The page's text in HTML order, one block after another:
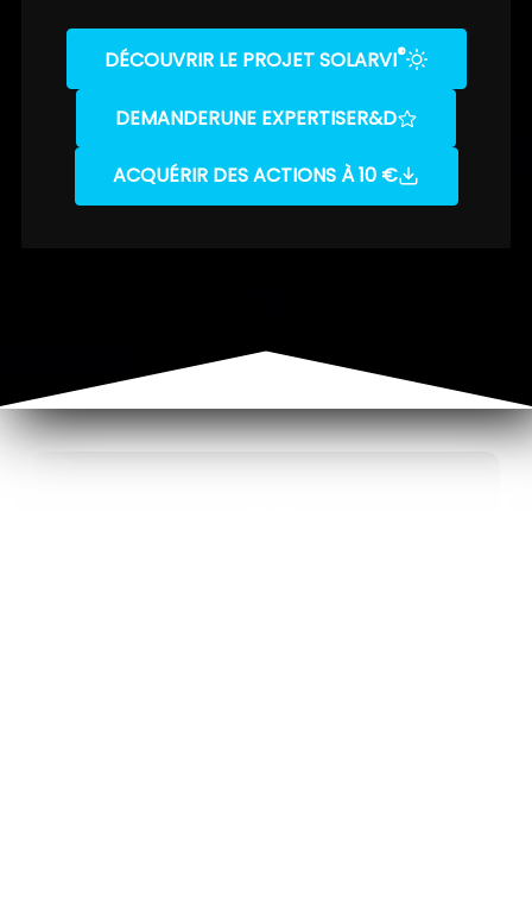
DÉCOUVRIR LE PROJET SOLARVI®
DEMANDERUNE EXPERTISER&D
ACQUÉRIR DES ACTIONS À 10 €